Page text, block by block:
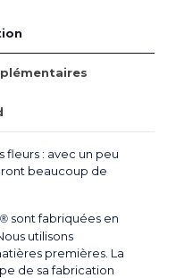
fleurs : avec un peu
beaucoup de
® sont fabriquées en
utilisons
premières. La
de sa fabrication